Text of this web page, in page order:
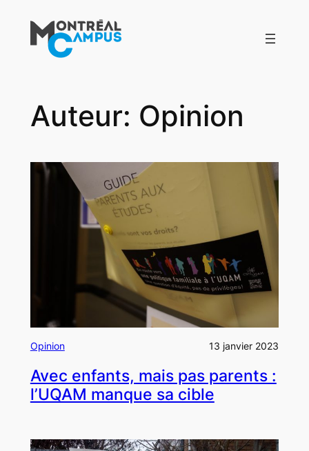
contenu
Auteur: Opinion
Opinion 13 janvier 2023
Avec enfants, mais pas parents :
l’UQAM manque sa cible